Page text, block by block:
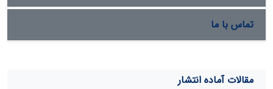
تماس با ما
مقالات آماده انتشار